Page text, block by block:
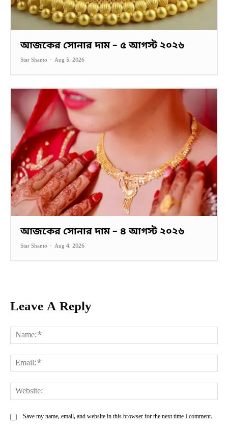
আজকের সোনার দাম – ৫ আগস্ট ২০২৬
Star Shanto - Aug 5, 2026
আজকের সোনার দাম – ৪ আগস্ট ২০২৬
Star Shanto - Aug 4, 2026
Leave A Reply
Save my name, email, and website in this browser for the next time I comment.